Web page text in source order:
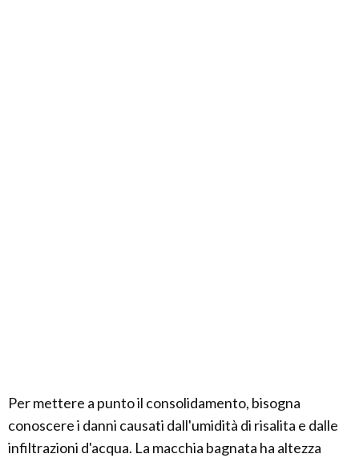
Per mettere a punto il consolidamento, bisogna
conoscere i danni causati dall'umidità di risalita e dalle
infiltrazioni d'acqua. La macchia bagnata ha altezza